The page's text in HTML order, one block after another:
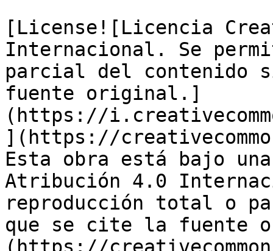
[License![Licencia
Internacional. Se
parcial del contenido
fuente original.]
(https://
](https://
Esta obra está bajo
Atribución 4.0
reproducción total o
que se cite la fuente